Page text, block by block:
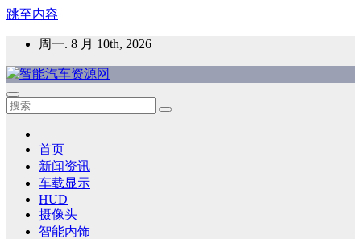
跳至内容
周一. 8 月 10th, 2026
智能汽车资源网
智能表面，智能内饰，新能源汽车，HMI，人车交互，智能车
首页
新闻资讯
车载显示
HUD
摄像头
智能内饰